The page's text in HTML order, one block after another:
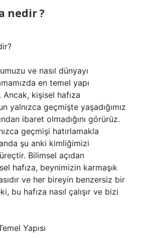
nedir ?
ve nasıl dünyayı
en temel yapı
kişisel hafıza
yalnızca geçmişte yaşadığımız
ibaret olmadığını görürüz.
geçmişi hatırlamakla
şu anki kimliğimizi
Bilimsel açıdan
hafıza, beynimizin karmaşık
ve her bireyin benzersiz bir
bu hafıza nasıl çalışır ve bizi
Yapısı